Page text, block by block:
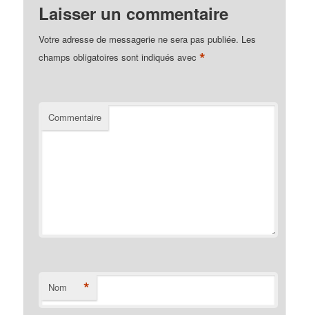
Laisser un commentaire
Votre adresse de messagerie ne sera pas publiée. Les
champs obligatoires sont indiqués avec*
Commentaire
Nom *